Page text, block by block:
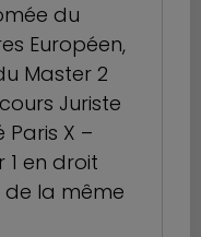
du
Européen,
Master 2
Juriste
Paris X –
1 en droit
la même